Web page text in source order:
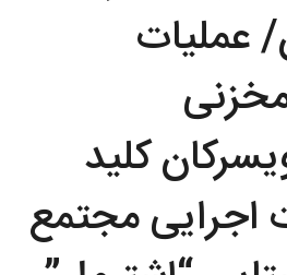
عملیات
کلید
اجرایی مجتمع